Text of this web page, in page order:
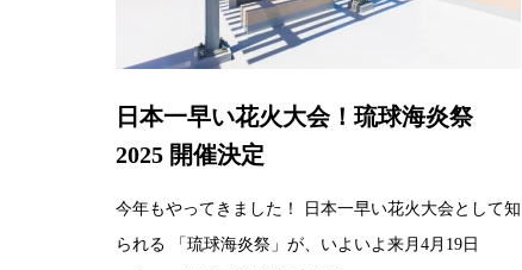
日本一早い花火大会！琉球海炎祭
2025 開催決定
今年もやってきました！ 日本一早い花火大会として知
られる 「琉球海炎祭」が、いよいよ来月4月19日